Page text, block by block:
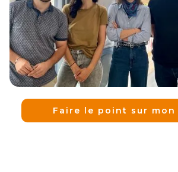
Faire le point sur